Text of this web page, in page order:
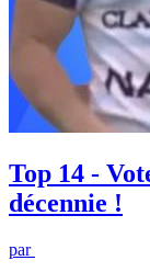
Top 14 -
décennie !
par